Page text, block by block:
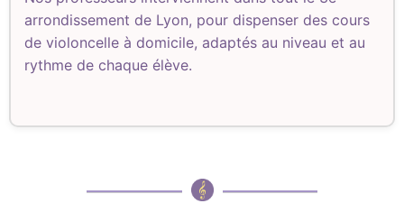
arrondissement de Lyon, pour dispenser des cours
de violoncelle à domicile, adaptés au niveau et au
rythme de chaque élève.